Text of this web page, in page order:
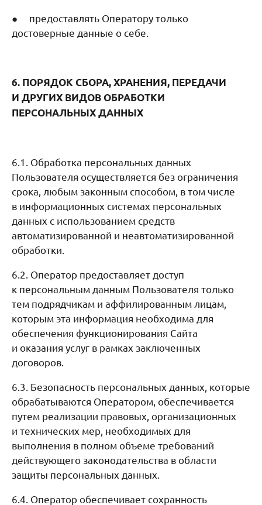
● предоставлять Оператору только
достоверные данные о себе.
6. ПОРЯДОК СБОРА, ХРАНЕНИЯ, ПЕРЕДАЧИ
И ДРУГИХ ВИДОВ ОБРАБОТКИ
ПЕРСОНАЛЬНЫХ ДАННЫХ
6.1. Обработка персональных данных
Пользователя осуществляется без ограничения
срока, любым законным способом, в том числе
в информационных системах персональных
данных с использованием средств
автоматизированной и неавтоматизированной
обработки.
6.2. Оператор предоставляет доступ
к персональным данным Пользователя только
тем подрядчикам и аффилированным лицам,
которым эта информация необходима для
обеспечения функционирования Сайта
и оказания услуг в рамках заключенных
договоров.
6.3. Безопасность персональных данных, которые
обрабатываются Оператором, обеспечивается
путем реализации правовых, организационных
и технических мер, необходимых для
выполнения в полном объеме требований
действующего законодательства в области
защиты персональных данных.
6.4. Оператор обеспечивает сохранность